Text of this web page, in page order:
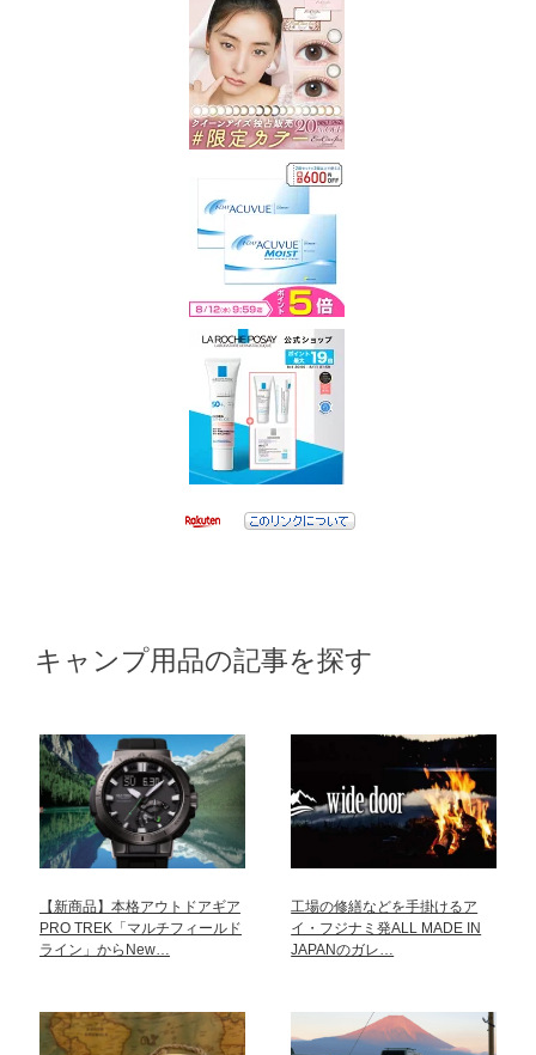
キャンプ用品の記事を探す
【新商品】本格アウトドアギア
PRO TREK「マルチフィールド
ライン」からNew…
工場の修繕などを手掛けるア
イ・フジナミ発ALL MADE IN
JAPANのガレ…